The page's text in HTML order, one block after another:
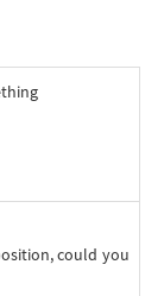
could you